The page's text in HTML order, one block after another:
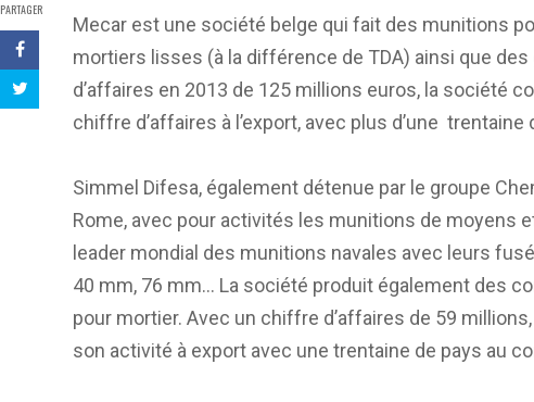
PARTAGER
Mecar est une société belge qui fait des munitions
mortiers lisses (à la différence de TDA) ainsi que
d’affaires en 2013 de 125 millions euros, la société
chiffre d’affaires à l’export, avec plus d’une trentaine
Simmel Difesa, également détenue par le groupe
Rome, avec pour activités les munitions de moyens
leader mondial des munitions navales avec leurs
40 mm, 76 mm… La société produit également des
pour mortier. Avec un chiffre d’affaires de 59
son activité à export avec une trentaine de pays au